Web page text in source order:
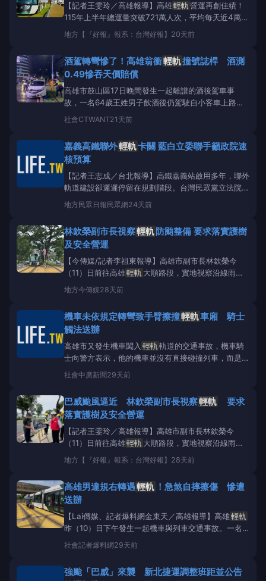
【記者王雯玲／高雄報導】高雄輕軌 營運再創佳績！
115年上半年總運量突破721萬人次，平均每天近4萬人
次搭乘、每月超過120萬人次，成長8.14%，創下歷年
同期新高，從『搭
輕軌 去觀光』，到『每天搭
捷運工程局表示，透過票
地方 【『好報』報系：台灣好報】 20天前
酒駕轉彎慘了！高雄翁衝輕軌撞號誌桿 酒測
0.49慘吞天價賠償
高雄市鼓山區17日晚間發生一起離譜的酒後駕車事
故，一名64歲王姓男子飲酒後仍駕駛自小客車上路，
行經博愛二路準備左轉大順一路時，疑因酒精影響判斷
能力，加上當時天候不佳、下著大雨，車輛突然失控偏
石墩及遵行標誌桿，造成車頭嚴重毀損、保險桿脫落，
整輛車更一度「騎
社會CTWANT21天前
嘉義高鐵聯外輕軌卡關 藍白立委聯手籲政院速
核預算
【記者王志成／台北報導】高鐵嘉義站啟用多年，聯外
軌道建設卻遲遲停留在規劃階段。台灣民眾黨立法院黨
團與國民黨立院黨團多位立委，(十五)日聯手召開記者
會，直指行政院長卓榮泰曾承諾興建高鐵嘉義站聯外
今卻毫無進展。在野陣營強烈呼籲中央立即核定嘉義
輕軌
地方民眾日報民眾網24天前
林欽榮副市長視察輕軌防颱整備 要求落實護樹
及安全營運
【今傳媒/記者李祖東報導】高雄市副市長林欽榮今
（11）日前往高雄輕軌 大順路段，實地視察沿線雨豆
樹防颱加固及防汛整備情形，慰勉捷運工程局及高雄捷
運公司第一線防災人員，並要求以最高標準落實各項防
對都市景觀樹木的影響降到最低。林副市長表示，大順
路段著名的
地方今傳媒28天前
機車未依規定轉彎致手臂擦撞輕軌車廂 騎士
觸法送辦
高雄市又發生機車闖入 輕軌 軌道的交通事故，機車騎
士向警方表示，他的機車並沒有直接碰撞列車，而是他
自己因為緊急煞車導致滑倒，右手擦撞到
車廂，造成右手臂擦傷；
右，地點在前鎮區中山三路與凱旋路口。前鎮警分局調
查，45歲的
社會中廣新聞 29天前
巴威颱風逼近 林欽榮副市長視察輕軌
要求
落實護樹及安全營運
【記者王雯玲／高雄報導】高雄市副市長林欽榮今
（11）日前往高雄輕軌 大順路段，實地視察沿線雨豆
樹防颱加固及防汛整備情形，慰勉捷運工程局及高雄捷
運公司第一線防災人員，並要求以最高標準落實各項防
對都市景觀樹木的影響降到最低。林副
地方 【『好報』報系：台灣好報】 28天前
高雄男違規右轉遇輕軌 ！急煞自摔擦傷 慘遭
送辦
【Lai傳媒、記者爆料網金東天／高雄報導】高雄輕軌
昨（10）日下午發生一起機車與列車交通事故。一名
45歲顏姓男子騎機車行經前鎮區中山三路、凱旋四路
口時，未依號誌指示提前右轉，導致行經中的
傷。警方調查後，除依交通違規開罰外，也因影響輕
社會記者爆料網29天前
強颱「巴威」來襲 新北捷運調整班距並公告